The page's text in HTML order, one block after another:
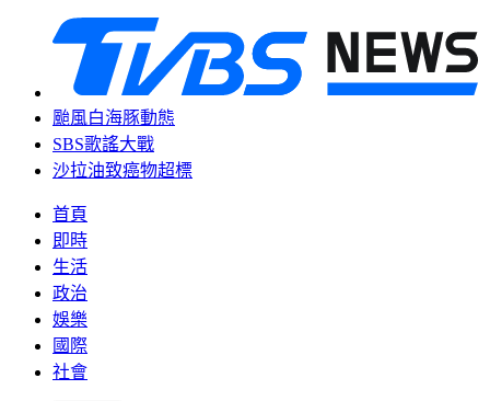
颱風白海豚動態
SBS歌謠大戰
沙拉油致癌物超標
首頁
即時
生活
政治
娛樂
國際
社會